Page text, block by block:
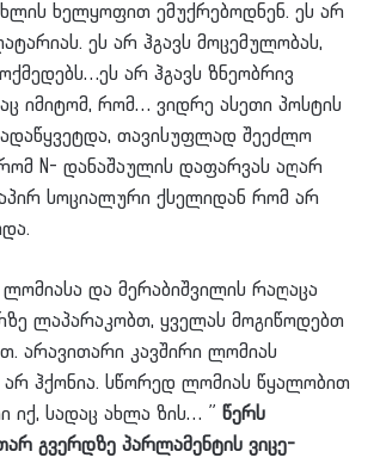
ხელყოფით ემუქრებოდნენ. ეს არ
ეს არ ჰგავს მოცემულობას,
არ ჰგავს ზნეობრივ
იმიტომ, რომ… ვიდრე ასეთი პოსტის
თავისუფლად შეეძლო
N- დანაშაულის დაფარვას აღარ
სოციალური ქსელიდან რომ არ
და მერაბიშვილის რაღაცა
ლაპარაკობთ, ყველას მოგიწოდებთ
არავითარი კავშირი ლომიას
არ ჰქონია. სწორედ ლომიას წყალობით
იქ, სადაც ახლა ზის… ” წერს
გვერდზე პარლამენტის ვიცე-